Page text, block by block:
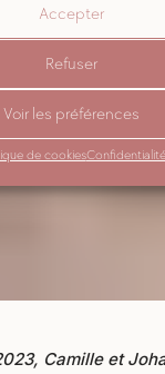
Accepter
Refuser
Voir les préférences
de cookiesConfidentialité
Camille et